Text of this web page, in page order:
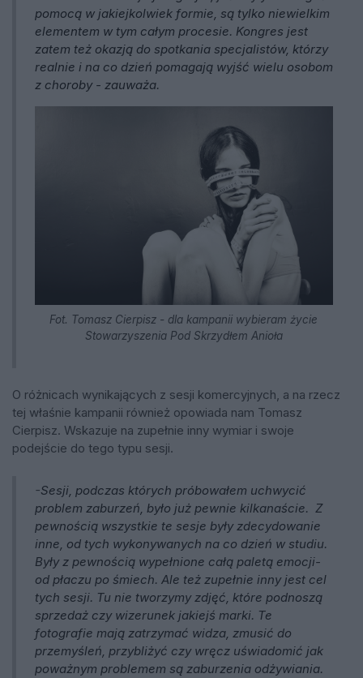
pomocą w jakiejkolwiek formie, są tylko niewielkim
elementem w tym całym procesie. Kongres jest
zatem też okazją do spotkania specjalistów, którzy
realnie i na co dzień pomagają wyjść wielu osobom
z choroby - zauważa.
Fot. Tomasz Cierpisz - dla kampanii wybieram życie
Stowarzyszenia Pod Skrzydłem Anioła
O różnicach wynikających z sesji komercyjnych, a na rzecz
tej właśnie kampanii również opowiada nam Tomasz
Cierpisz. Wskazuje na zupełnie inny wymiar i swoje
podejście do tego typu sesji.
-Sesji, podczas których próbowałem uchwycić
problem zaburzeń, było już pewnie kilkanaście. Z
pewnością wszystkie te sesje były zdecydowanie
inne, od tych wykonywanych na co dzień w studiu.
Były z pewnością wypełnione całą paletą emocji-
od płaczu po śmiech. Ale też zupełnie inny jest cel
tych sesji. Tu nie tworzymy zdjęć, które podnoszą
sprzedaż czy wizerunek jakiejś marki. Te
fotografie mają zatrzymać widza, zmusić do
przemyśleń, przybliżyć czy wręcz uświadomić jak
poważnym problemem są zaburzenia odżywiania.